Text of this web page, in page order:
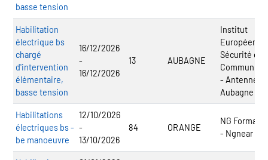
basse tension
Habilitation
électrique bs
chargé
d'intervention
élémentaire,
basse tension
16/12/2026
-
16/12/2026
13 AUBAGNE
Institut
Européen de
Sécurité et
- Antenne
Aubagne
Habilitations
électriques bs -
be manoeuvre
12/10/2026
-
13/10/2026
84 ORANGE
NG
- Ngnear